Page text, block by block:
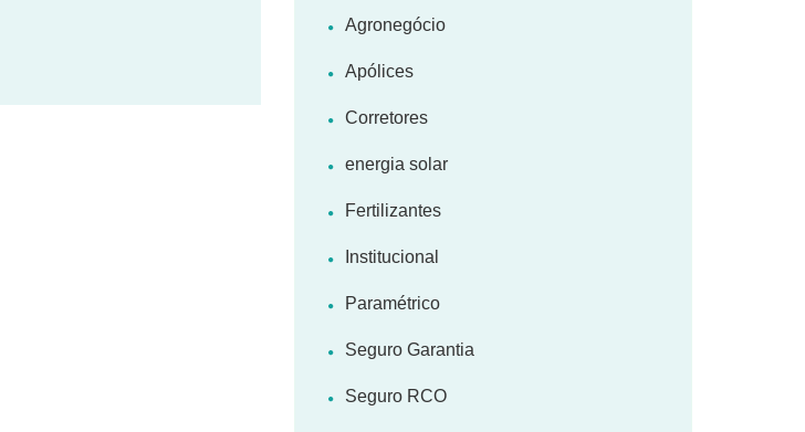
Agronegócio
Apólices
Corretores
energia solar
Fertilizantes
Institucional
Paramétrico
Seguro Garantia
Seguro RCO